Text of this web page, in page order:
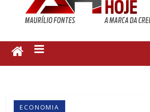
ECONOMIA